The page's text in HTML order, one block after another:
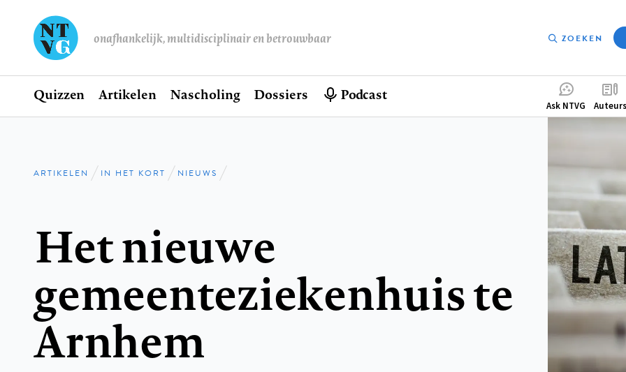
onafhankelijk, multidisciplinair en betrouwbaar ZOEKEN
Hoofdnavigatie
Home
Quizzen Artikelen Nascholing Dossiers Podcast
Ask NTVG Auteurs
Kruimelpad
ARTIKELEN IN HET KORT NIEUWS
Het nieuwe
gemeenteziekenhuis te
Arnhem